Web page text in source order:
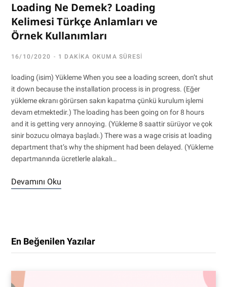
Loading Ne Demek? Loading
Kelimesi Türkçe Anlamları ve
Örnek Kullanımları
16/10/2020 1 DAKIKA OKUMA SÜRESI
loading (isim) Yükleme When you see a loading screen, don’t shut
it down because the installation process is in progress. (Eğer
yükleme ekranı görürsen sakın kapatma çünkü kurulum işlemi
devam etmektedir.) The loading has been going on for 8 hours
and it is getting very annoying. (Yükleme 8 saattir sürüyor ve çok
sinir bozucu olmaya başladı.) There was a wage crisis at loading
department that’s why the shipment had been delayed. (Yükleme
departmanında ücretlerle alakalı…
Devamını Oku
En Beğenilen Yazılar